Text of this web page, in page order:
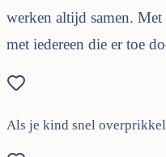
werken altijd samen.
met iedereen die er toe
Als je kind snel